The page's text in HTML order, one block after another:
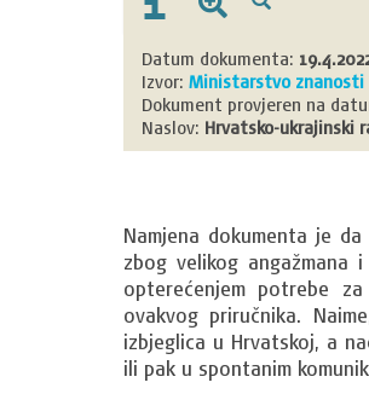
Datum dokumenta:
Izvor: Ministarstvo znanosti
Dokument provjeren na
Naslov: Hrvatsko-ukrajinski
Namjena dokumenta je
zbog velikog
opterećenjem potrebe
ovakvog priručnika.
izbjeglica u Hrvatskoj, a
ili pak u spontanim